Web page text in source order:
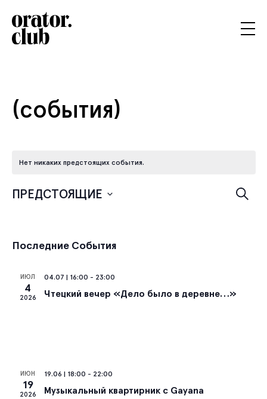
(события)
Нет никаких предстоящих события.
Поиск
ПРЕДСТОЯЩИЕ
Последние События
ИЮЛ
4
2026
04.07 | 16:00 - 23:00
Чтецкий вечер «Дело было в деревне…»
ИЮН
19
2026
19.06 | 18:00 - 22:00
Музыкальный квартирник с Gayana